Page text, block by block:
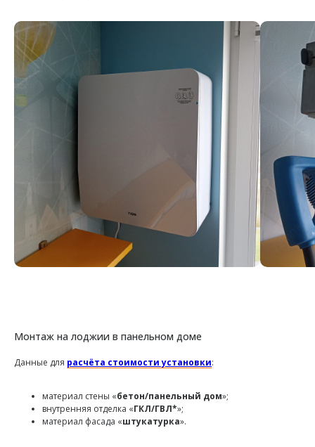
Монтаж на лоджии в панельном доме
Данные для расчёта стоимости установки:
материал стены «бетон/панельный дом»;
внутренняя отделка «ГКЛ/ГВЛ*»;
материал фасада «штукатурка».